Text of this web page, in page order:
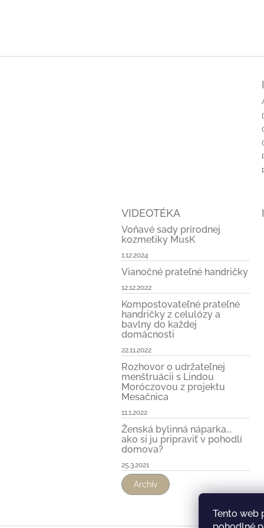
Tento web
VIDEOTÉKA
Voňavé sady prírodnej
kozmetiky MusK
1.12.2024
Vianočné prateľné handričky
12.12.2022
Kompostovateľné prateľné
handričky z celulózy a
bavlny do každej
domácnosti
22.11.2022
Rozhovor o udržateľnej
menštruácii s Lindou
Moróczovou z projektu
Mesačnica
11.1.2022
Ženská bylinná náparka...
ako si ju pripraviť v pohodlí
domova?
25.3.2021
Archív